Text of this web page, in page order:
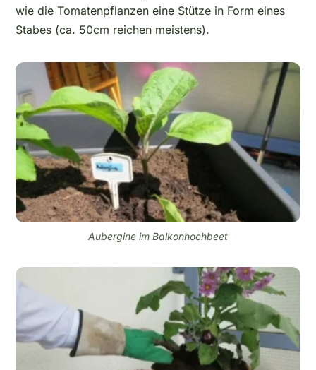
wie die Tomatenpflanzen eine Stütze in Form eines
Stabes (ca. 50cm reichen meistens).
Aubergine im Balkonhochbeet